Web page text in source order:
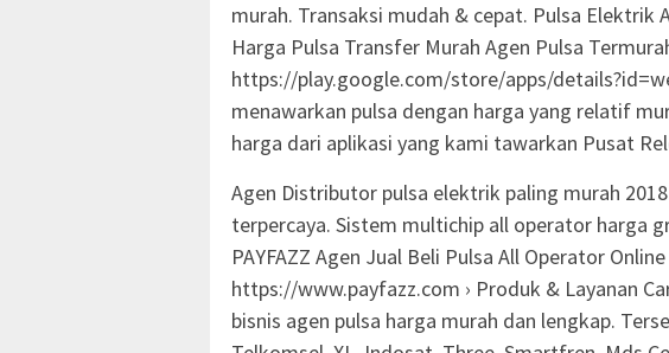
murah. Transaksi mudah & cepat. Pulsa Elektrik
Harga Pulsa Transfer Murah Agen Pulsa
https://play.google.com/store/apps/
menawarkan pulsa dengan harga yang relatif
harga dari aplikasi yang kami tawarkan Pusat
Agen Distributor pulsa elektrik paling murah
terpercaya. Sistem multichip all operator harga
PAYFAZZ Agen Jual Beli Pulsa All Operator
https://www.payfazz.com › Produk & Layanan
bisnis agen pulsa harga murah dan lengkap.